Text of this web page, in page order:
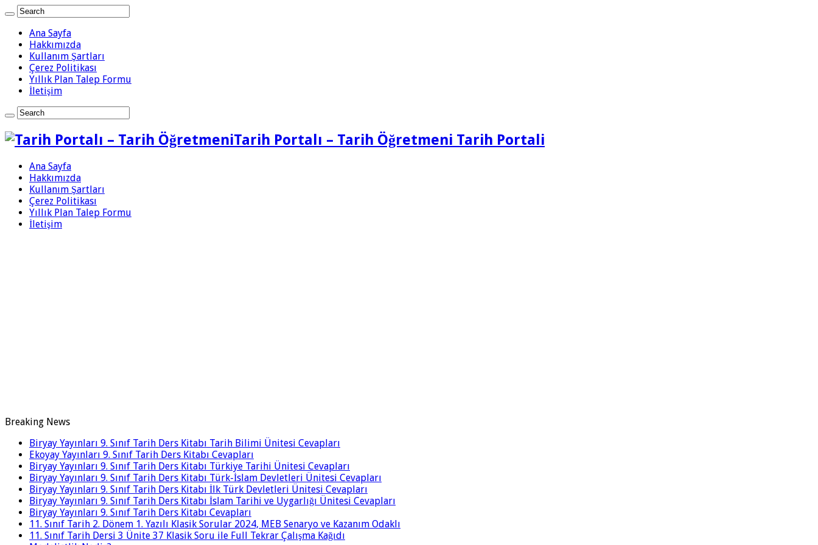
Ana Sayfa
Hakkımızda
Kullanım Şartları
Çerez Politikası
Yıllık Plan Talep Formu
İletişim
Tarih Portalı – Tarih Öğretmeni Tarih Portali
Ana Sayfa
Hakkımızda
Kullanım Şartları
Çerez Politikası
Yıllık Plan Talep Formu
İletişim
Breaking News
Biryay Yayınları 9. Sınıf Tarih Ders Kitabı Tarih Bilimi Ünitesi Cevapları
Ekoyay Yayınları 9. Sınıf Tarih Ders Kitabı Cevapları
Biryay Yayınları 9. Sınıf Tarih Ders Kitabı Türkiye Tarihi Ünitesi Cevapları
Biryay Yayınları 9. Sınıf Tarih Ders Kitabı Türk-İslam Devletleri Ünitesi Cevapları
Biryay Yayınları 9. Sınıf Tarih Ders Kitabı İlk Türk Devletleri Ünitesi Cevapları
Biryay Yayınları 9. Sınıf Tarih Ders Kitabı İslam Tarihi ve Uygarlığı Ünitesi Cevapları
Biryay Yayınları 9. Sınıf Tarih Ders Kitabı Cevapları
11. Sınıf Tarih 2. Dönem 1. Yazılı Klasik Sorular 2024, MEB Senaryo ve Kazanım Odaklı
11. Sınıf Tarih Dersi 3 Ünite 37 Klasik Soru ile Full Tekrar Çalışma Kağıdı